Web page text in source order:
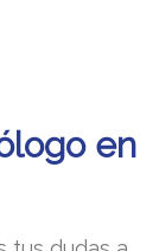
en